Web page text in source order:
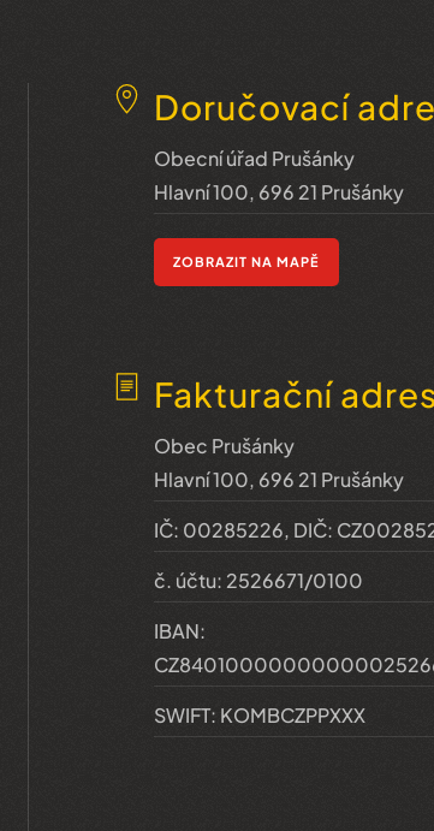
Doručovací
Obecní úřad Prušánky
Hlavní 100, 696 21 Prušánky
ZOBRAZIT NA MAPĚ
Fakturační
Obec Prušánky
Hlavní 100, 696 21 Prušánky
IČ: 00285226, DIČ:
č. účtu: 2526671/0100
IBAN:
SWIFT: KOMBCZPPXXX